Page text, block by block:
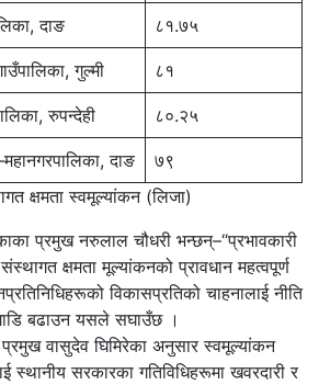
दाङ ८१.७५
गुल्मी ८१
रुपन्देही ८०.२५
दाङ
७९
क्षमता स्वमूल्यांकन (लिजा)
प्रमुख नरुलाल चौधरी भन्छन्–“प्रभावकारी
क्षमता मूल्यांकनको प्रावधान महत्वपूर्ण
विकासप्रतिको चाहनालाई नीति
बढाउन यसले सघाउँछ ।
प्रमुख वासुदेव घिमिरेका अनुसार स्वमूल्यांकन
स्थानीय सरकारका गतिविधिहरूमा खवरदारी र